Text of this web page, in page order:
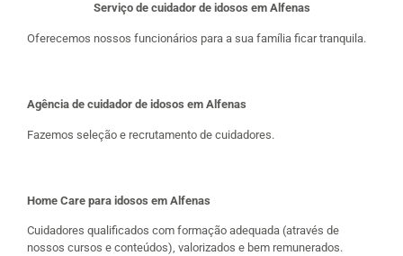
Serviço de cuidador de idosos em Alfenas
Oferecemos nossos funcionários para a sua família ficar tranquila.
Agência de cuidador de idosos em Alfenas
Fazemos seleção e recrutamento de cuidadores.
Home Care para idosos em Alfenas
Cuidadores qualificados com formação adequada (através de
nossos cursos e conteúdos), valorizados e bem remunerados.